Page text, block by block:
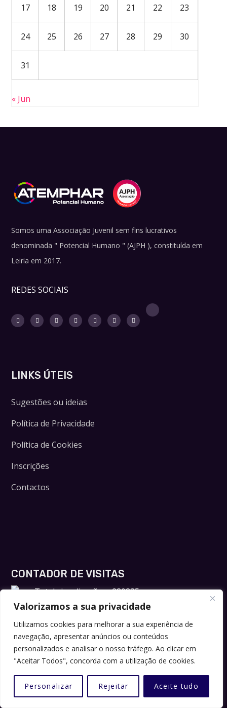
Valorizamos a sua privacidade
Utilizamos cookies para melhorar a sua experiência de
navegação, apresentar anúncios ou conteúdos
personalizados e analisar o nosso tráfego. Ao clicar em
"Aceitar Todos", concorda com a utilização de cookies.
Personalizar Rejeitar Aceite tudo
17 18 19 20 21 22 23
24 25 26 27 28 29 30
31
« Jun
Somos uma Associação Juvenil sem fins lucrativos
denominada " Potencial Humano " (AJPH ), constituída em
Leiria em 2017.
REDES SOCIAIS
LINKS ÚTEIS
Sugestões ou ideias
Política de Privacidade
Política de Cookies
Inscrições
Contactos
CONTADOR DE VISITAS
Total visualizações : 280835